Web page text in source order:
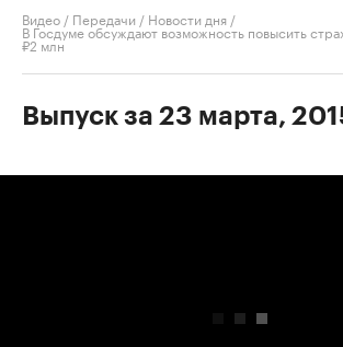
Видео / Передачи / Новости дня /
В Госдуме обсуждают возможность повысить
₽2 млн
Выпуск за 23 марта,